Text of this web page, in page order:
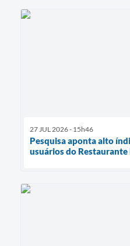
27 JUL 2026 - 15h46
Pesquisa aponta alto
usuários do